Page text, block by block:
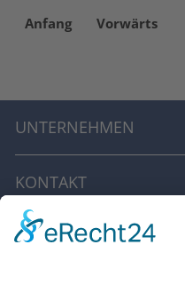
Anfang Vorwärts
UNTERNEHMEN
KONTAKT
IMPRESSUM